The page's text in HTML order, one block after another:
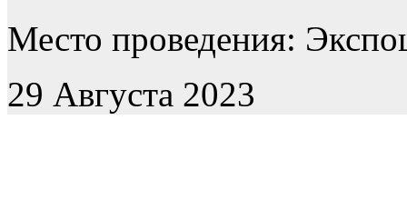
Место проведения:
29 Августа 2023